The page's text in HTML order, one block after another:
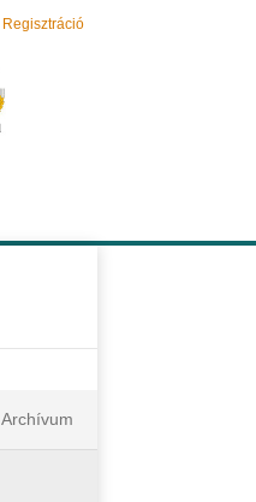
Regisztráció
Archívum